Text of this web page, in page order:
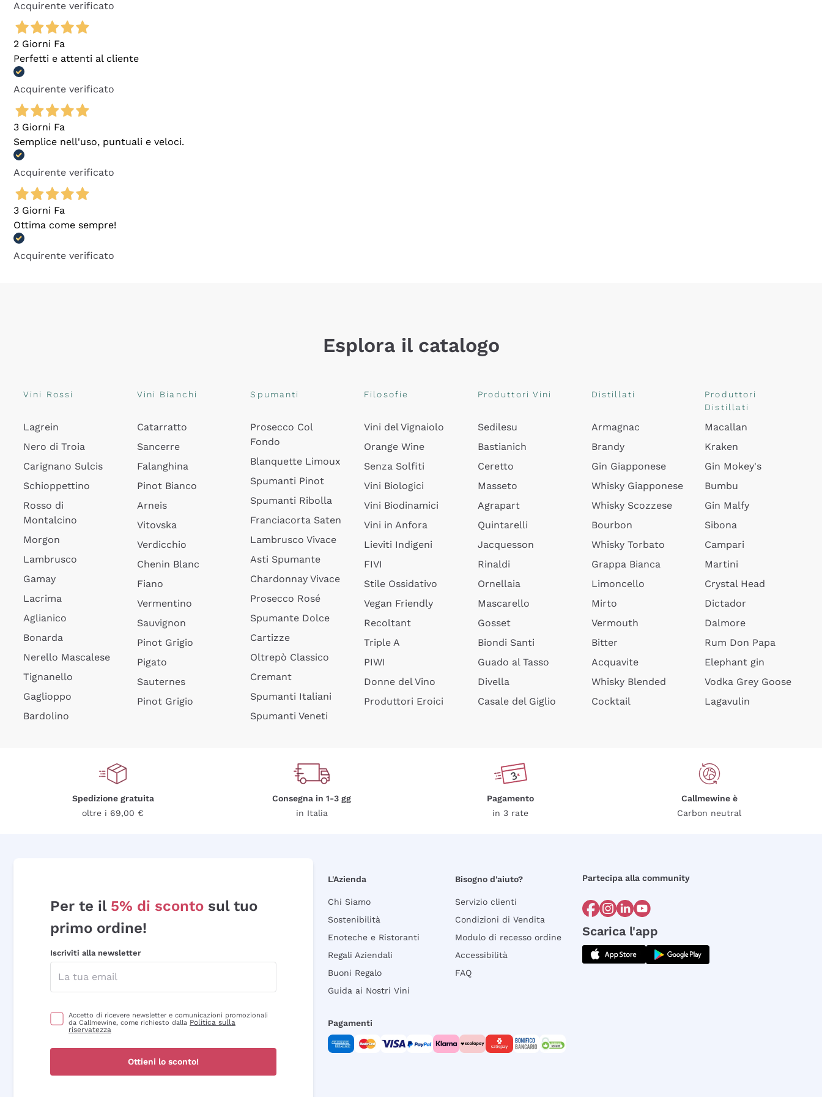
Acquirente verificato
2 Giorni Fa
Perfetti e attenti al cliente
Acquirente verificato
3 Giorni Fa
Semplice nell'uso, puntuali e veloci.
Acquirente verificato
3 Giorni Fa
Ottima come sempre!
Acquirente verificato
Esplora il catalogo
Vini Rossi
Lagrein
Nero di Troia
Carignano Sulcis
Schioppettino
Rosso di
Montalcino
Morgon
Lambrusco
Gamay
Lacrima
Aglianico
Bonarda
Nerello Mascalese
Tignanello
Gaglioppo
Bardolino
Vini Bianchi
Catarratto
Sancerre
Falanghina
Pinot Bianco
Arneis
Vitovska
Verdicchio
Chenin Blanc
Fiano
Vermentino
Sauvignon
Pinot Grigio
Pigato
Sauternes
Pinot Grigio
Spumanti
Prosecco Col
Fondo
Blanquette Limoux
Spumanti Pinot
Spumanti Ribolla
Franciacorta Saten
Lambrusco Vivace
Asti Spumante
Chardonnay Vivace
Prosecco Rosé
Spumante Dolce
Cartizze
Oltrepò Classico
Cremant
Spumanti Italiani
Spumanti Veneti
Filosofie
Vini del Vignaiolo
Orange Wine
Senza Solfiti
Vini Biologici
Vini Biodinamici
Vini in Anfora
Lieviti Indigeni
FIVI
Stile Ossidativo
Vegan Friendly
Recoltant
Triple A
PIWI
Donne del Vino
Produttori Eroici
Produttori Vini
Sedilesu
Bastianich
Ceretto
Masseto
Agrapart
Quintarelli
Jacquesson
Rinaldi
Ornellaia
Mascarello
Gosset
Biondi Santi
Guado al Tasso
Divella
Casale del Giglio
Distillati
Armagnac
Brandy
Gin Giapponese
Whisky Giapponese
Whisky Scozzese
Bourbon
Whisky Torbato
Grappa Bianca
Limoncello
Mirto
Vermouth
Bitter
Acquavite
Whisky Blended
Cocktail
Produttori
Distillati
Macallan
Kraken
Gin Mokey's
Bumbu
Gin Malfy
Sibona
Campari
Martini
Crystal Head
Dictador
Dalmore
Rum Don Papa
Elephant gin
Vodka Grey Goose
Lagavulin
Spedizione gratuita
oltre i 69,00 €
Consegna in 1-3 gg
in Italia
Pagamento
in 3 rate
Callmewine è
Carbon neutral
Per te il 5% di sconto sul tuo
primo ordine!
Iscriviti alla newsletter
Accetto di ricevere newsletter e comunicazioni promozionali
da Callmewine, come richiesto dalla Politica sulla
riservatezza
Ottieni lo sconto!
L'Azienda
Chi Siamo
Sostenibilità
Enoteche e Ristoranti
Regali Aziendali
Buoni Regalo
Guida ai Nostri Vini
Bisogno d'aiuto?
Servizio clienti
Condizioni di Vendita
Modulo di recesso ordine
Accessibilità
FAQ
Partecipa alla community
Scarica l'app
Pagamenti